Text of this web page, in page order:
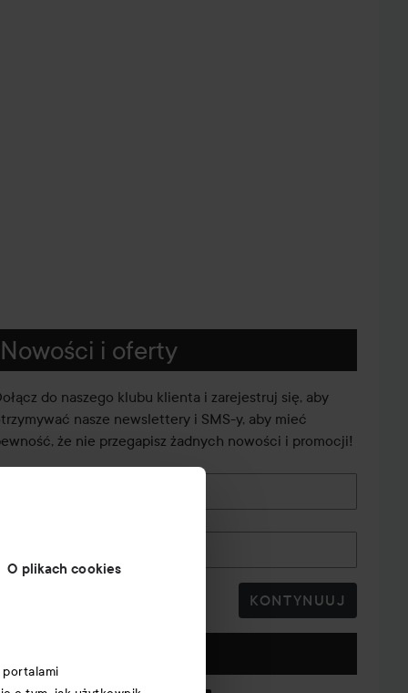
O plikach cookies
Nowości i oferty
do naszego klubu klienta i zarejestruj się, aby
nasze newslettery i SMS-y, aby mieć
że nie przegapisz żadnych nowości i promocji!
KONTYNUUJ